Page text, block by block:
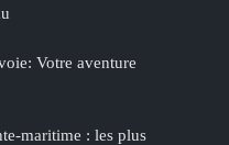
Votre aventure
maritime : les plus